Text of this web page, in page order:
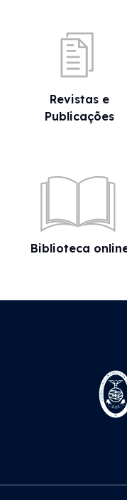
Revistas e
Publicações
Biblioteca